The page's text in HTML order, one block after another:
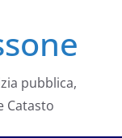
pubblica,
Catasto